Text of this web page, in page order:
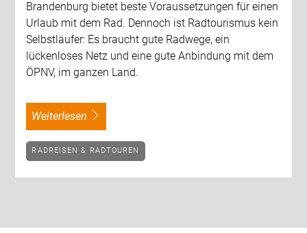
Brandenburg bietet beste Voraussetzungen für einen
Urlaub mit dem Rad. Dennoch ist Radtourismus kein
Selbstläufer: Es braucht gute Radwege, ein
lückenloses Netz und eine gute Anbindung mit dem
ÖPNV, im ganzen Land.
weiterlesen
RADREISEN & RADTOUREN